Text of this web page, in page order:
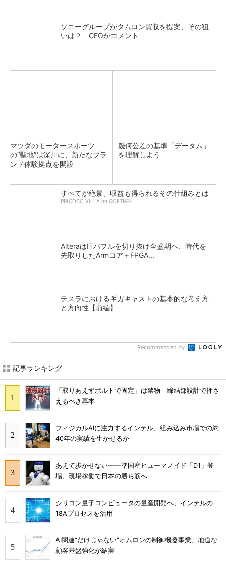
ソニーグループがタムロン買収を提案、その狙
いは？ CFOがコメント
マツダのモータースポーツ
の“聖地”は深川に、新たなブラ
ンド体験拠点を開設
幾何公差の基準「データム」
を理解しよう
すべてが絶景、収益も得られるその仕組みとは
PR(COCO VILLA on GOETHE)
AlteraはITバブルを切り抜け全盛期へ、時代を
先取りしたArmコア＋FPGA...
テスラにおけるギガキャストの基本的な考え方
と方向性【前編】
Recommended by
記事ランキング
「取りあえずボルトで固定」は禁物 締結部設計で押さ
えるべき基本
フィジカルAIに注力するインテル、組み込み市場での約
40年の実績を生かせるか
あえて歩かせない――準国産ヒューマノイド「D1」登
場、現場稼働で日本の勝ち筋へ
シリコン量子コンピュータの量産開発へ、インテルの
18Aプロセスを活用
AI関連“だけじゃない”オムロンの制御機器事業、地道な
顧客基盤強化が結実